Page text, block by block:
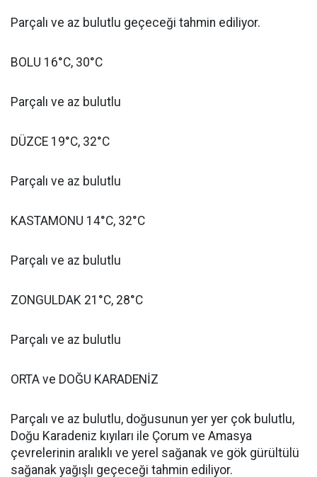
Parçalı ve az bulutlu geçeceği tahmin ediliyor.
BOLU 16°C, 30°C
Parçalı ve az bulutlu
DÜZCE 19°C, 32°C
Parçalı ve az bulutlu
KASTAMONU 14°C, 32°C
Parçalı ve az bulutlu
ZONGULDAK 21°C, 28°C
Parçalı ve az bulutlu
ORTA ve DOĞU KARADENİZ
Parçalı ve az bulutlu, doğusunun yer yer çok bulutlu,
Doğu Karadeniz kıyıları ile Çorum ve Amasya
çevrelerinin aralıklı ve yerel sağanak ve gök gürültülü
sağanak yağışlı geçeceği tahmin ediliyor.